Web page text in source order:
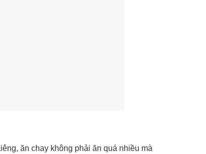
ăn chay không phải ăn quá nhiều mà